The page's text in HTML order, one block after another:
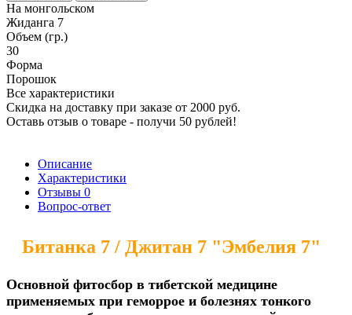
На монгольском
Жиданга 7
Объем (гр.)
30
Форма
Порошок
Все характеристики
Скидка на доставку при заказе от 2000 руб.
Оставь отзыв о товаре - получи 50 рублей!
Описание
Характеристики
Отзывы 0
Вопрос-ответ
Битанка 7 / Джитан 7 "Эмбелия 7"
Основной фитосбор в тибетской медицине
применяемых при геморрое и болезнях тонкого